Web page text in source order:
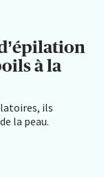
à la
ils
la peau.